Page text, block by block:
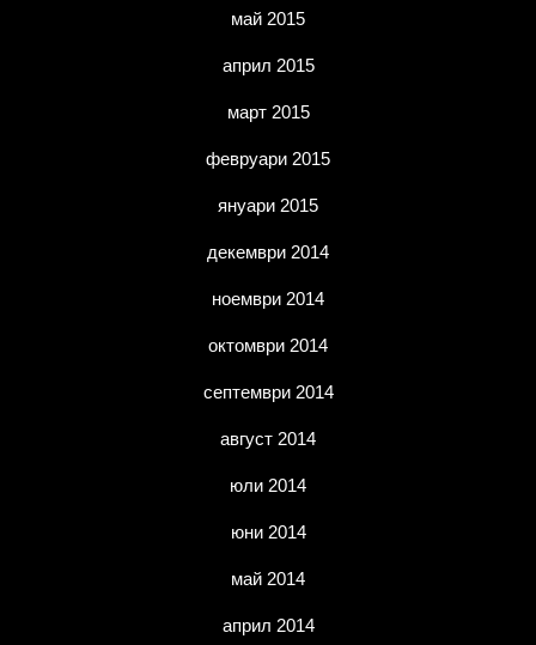
май 2015
април 2015
март 2015
февруари 2015
януари 2015
декември 2014
ноември 2014
октомври 2014
септември 2014
август 2014
юли 2014
юни 2014
май 2014
април 2014